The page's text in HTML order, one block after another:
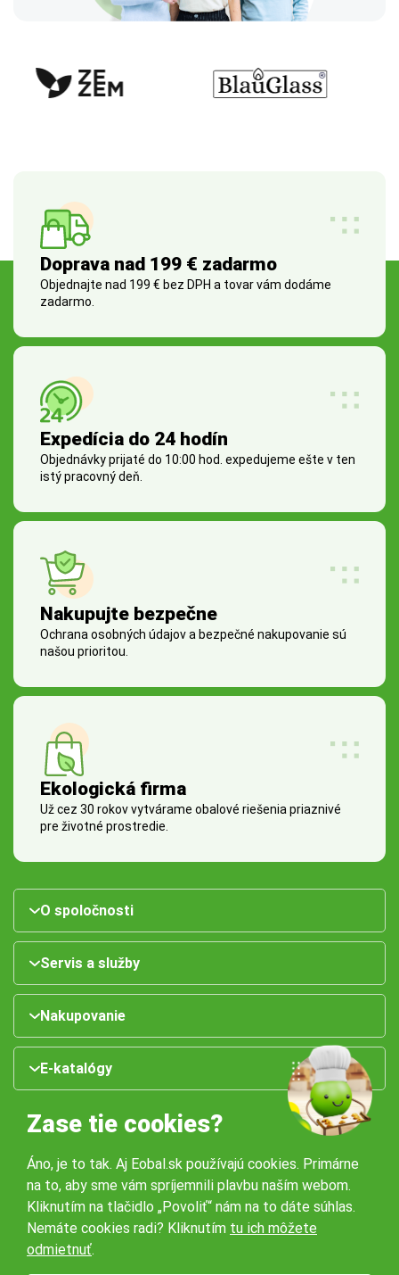
Doprava nad 199 € zadarmo
Objednajte nad 199 € bez DPH a tovar vám dodáme
zadarmo.
Expedícia do 24 hodín
Objednávky prijaté do 10:00 hod. expedujeme ešte v ten
istý pracovný deň.
Nakupujte bezpečne
Ochrana osobných údajov a bezpečné nakupovanie sú
našou prioritou.
Ekologická firma
Už cez 30 rokov vytvárame obalové riešenia priaznivé
pre životné prostredie.
O spoločnosti
Servis a služby
Nakupovanie
E-katalógy
Naše pobočky:
Zase tie cookies?
Áno, je to tak. Aj Eobal.sk používajú cookies. Primárne
na to, aby sme vám spríjemnili plavbu naším webom.
Kliknutím na tlačidlo „Povoliť“ nám na to dáte súhlas.
Nemáte cookies radi? Kliknutím tu ich môžete
odmietnuť.